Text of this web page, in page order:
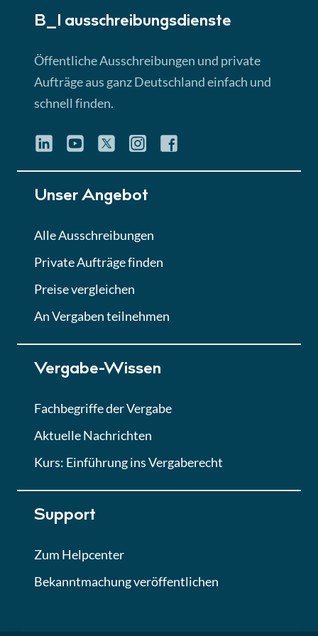
Lektion 3
► 4:31 Min
Quiz
Eignung im Vergabeverfahren
Lektion 6
Abgabe von Angeboten
Lektion
Lektion 7
Finales Quiz
B_I ausschreibungs­dienste
Öffentliche Ausschreibungen und private
Aufträge aus ganz Deutschland einfach und
schnell finden.
Unser Angebot
Alle Ausschreibungen
Private Aufträge finden
Preise vergleichen
An Vergaben teilnehmen
Vergabe-Wissen
Fachbegriffe der Vergabe
Aktuelle Nachrichten
Kurs: Einführung ins Vergaberecht
Support
Zum Helpcenter
Bekanntmachung veröffentlichen